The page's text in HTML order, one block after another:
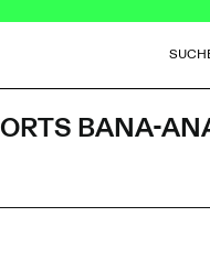
BANA-